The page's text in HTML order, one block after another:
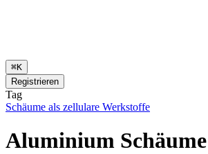
⌘K
Registrieren
Tag
Schäume als zellulare Werkstoffe
Aluminium Schäume